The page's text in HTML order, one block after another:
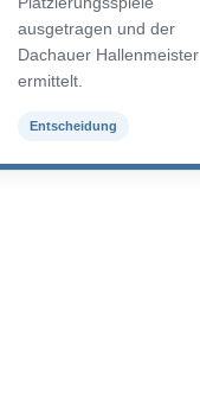
ausgetragen und der
Dachauer Hallenmeister
ermittelt.
Entscheidung